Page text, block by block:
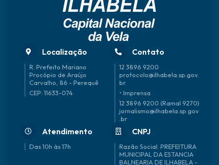
Localização
R. Prefeito Mariano
Procópio de Araújo
Carvalho, 86 - Perequê
CEP: 11633-074
Contato
12 3896 9200
protocolo@ilhabela.sp.gov.
br
• Imprensa
12 3896 9200 (Ramal 9270)
jornalismo@ilhabela.sp.gov
.br
Atendimento
Das 10h às 17h
CNPJ